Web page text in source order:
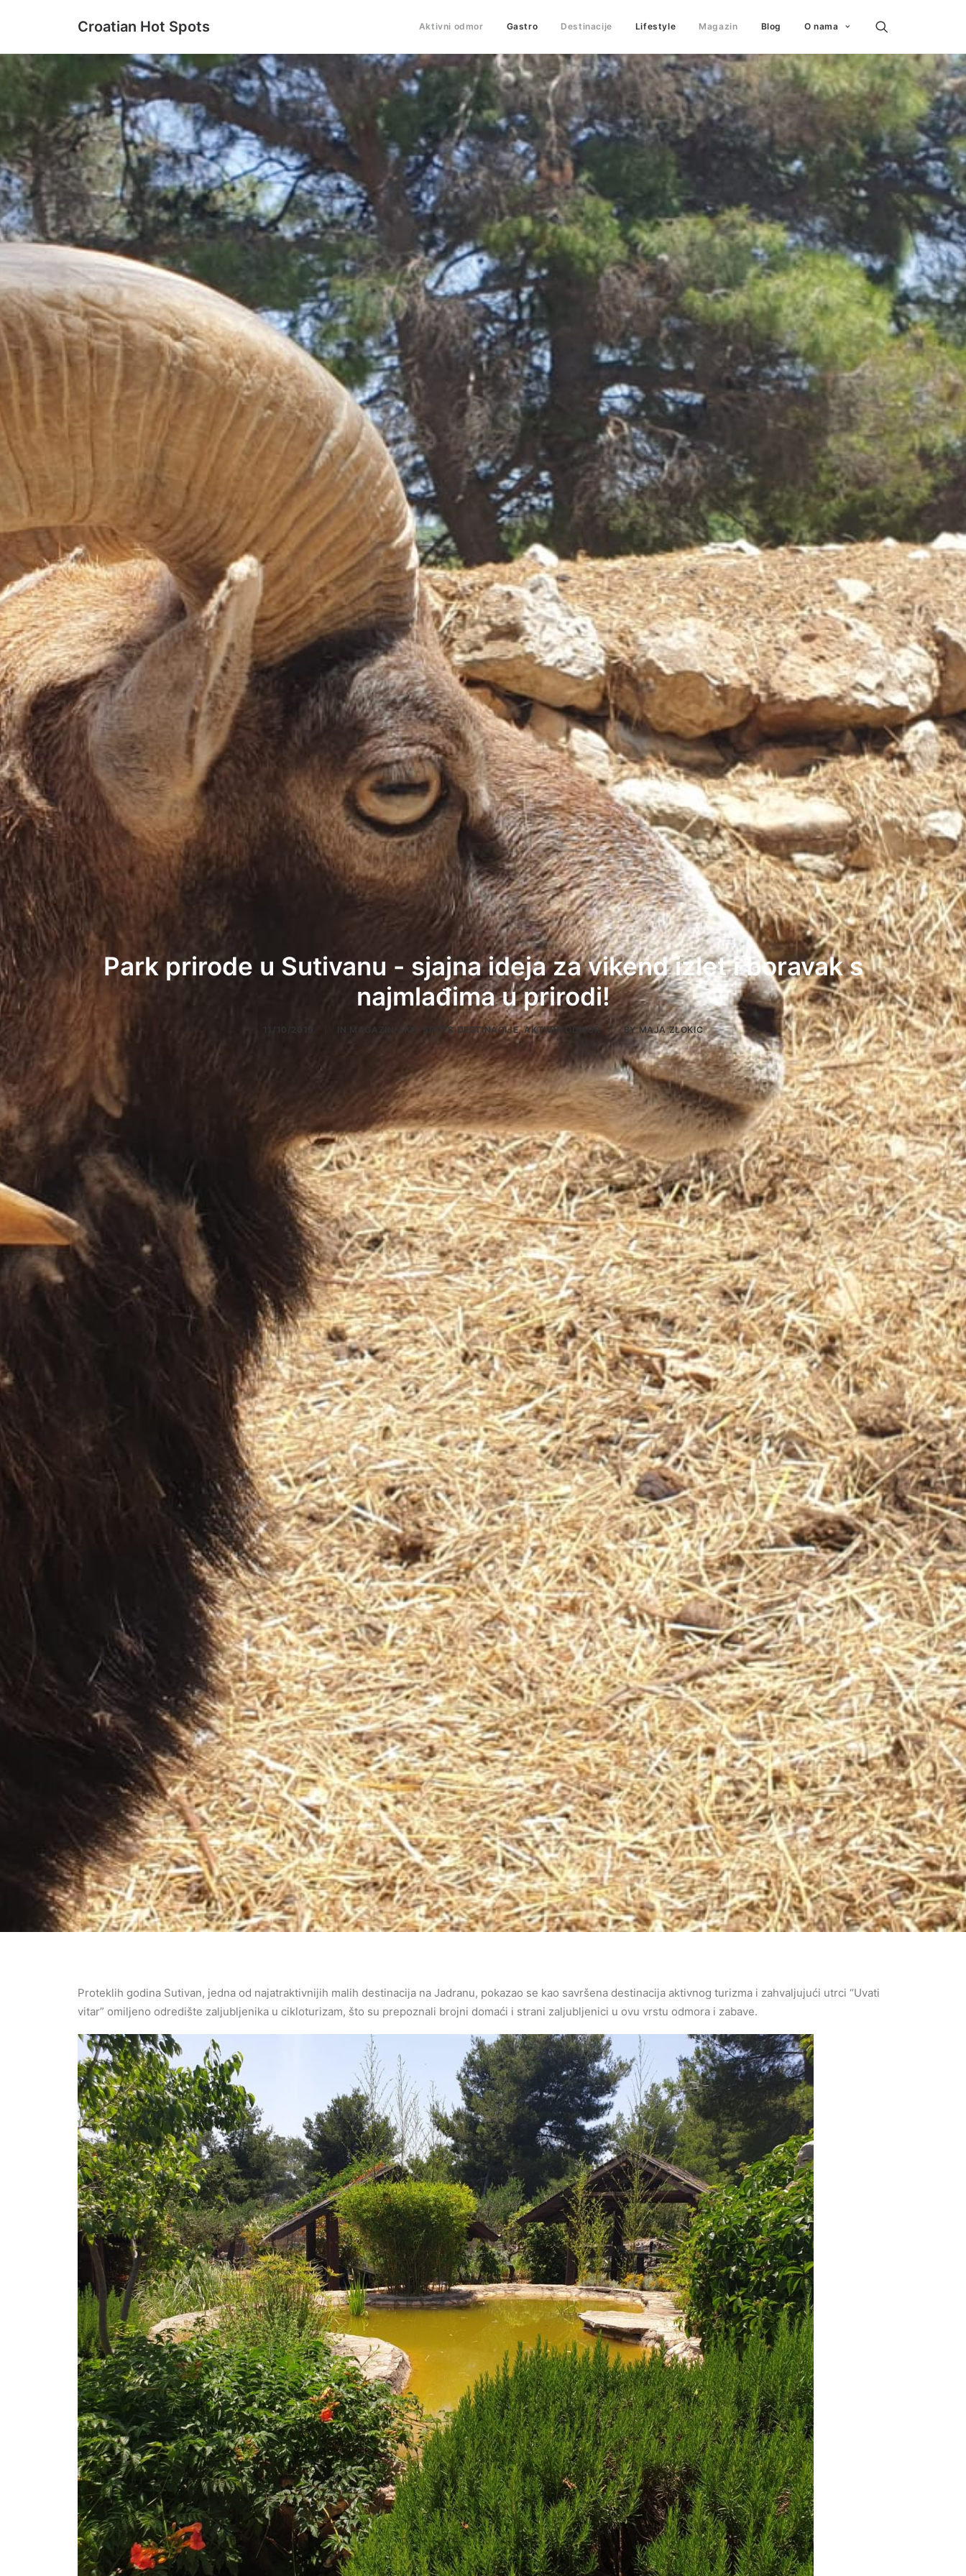
Croatian Hot Spots Aktivni odmor Gastro Destinacije Lifestyle Magazin Blog O nama
Park prirode u Sutivanu - sjajna ideja za vikend izlet i boravak s
najmlađima u prirodi!
11/10/2019 IN MAGAZIN HOT SPOTS DESTINACIJE,AKTIVNI ODMOR | BYMAJA ZLOKIC
Proteklih godina Sutivan, jedna od najatraktivnijih malih destinacija na Jadranu, pokazao se kao savršena destinacija aktivnog turizma i zahvaljujući utrci “Uvati
vitar” omiljeno odredište zaljubljenika u cikloturizam, što su prepoznali brojni domaći i strani zaljubljenici u ovu vrstu odmora i zabave.